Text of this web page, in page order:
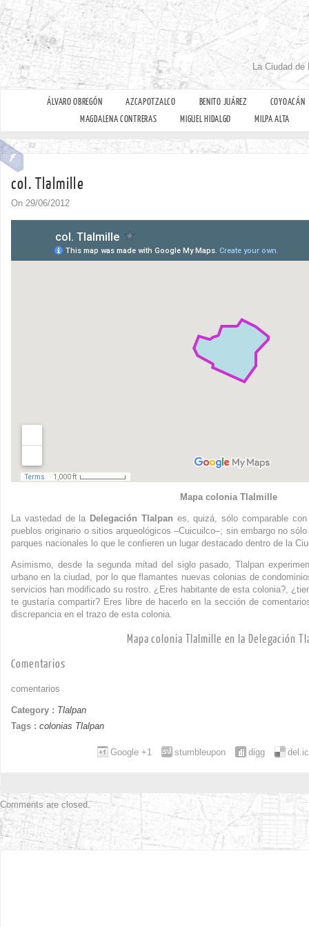
La Ciudad
ÁLVARO OBREGÓN AZCAPOTZALCO BENITO JUÁREZ
COYOACÁN
MAGDALENA CONTRERAS
MIGUEL HIDALGO MILPA ALTA
col. Tlalmille
On 29/06/2012
Mapa colonia Tlalmille
La vastedad de la Delegación Tlalpan es, quizá, sólo comparable
pueblos originario o sitios arqueológicos –Cuicuilco–; sin embargo no
parques nacionales lo que le confieren un lugar destacado dentro de la
Asimismo, desde la segunda mitad del siglo pasado, Tlalpan
urbano en la ciudad, por lo que flamantes nuevas colonias de
servicios han modificado su rostro. ¿Eres habitante de esta colonia?,
te gustaría compartir? Eres libre de hacerlo en la sección de
discrepancia en el trazo de esta colonia.
Mapa colonia Tlalmille en la Delegación
Comentarios
comentarios
Category : Tlalpan
Tags : colonias Tlalpan
digg
stumbleupon
Google +1
Comments are closed.